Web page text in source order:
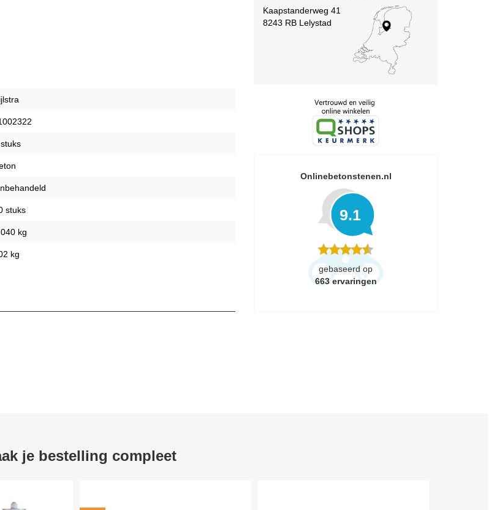
stuks
kg
kg
Kaapstanderweg 41
8243 RB Lelystad
Onlinebetonstenen.nl
9.1
gebaseerd op
663 ervaringen
je bestelling compleet